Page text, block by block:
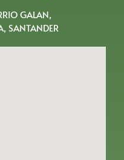
GALAN,
SANTANDER